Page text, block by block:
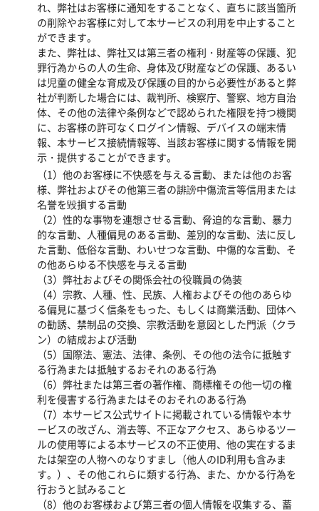
れ、弊社はお客様に通知をすることなく、直ちに該当箇所
の削除やお客様に対して本サービスの利用を中止すること
ができます。
また、弊社は、弊社又は第三者の権利・財産等の保護、犯
罪行為からの人の生命、身体及び財産などの保護、あるい
は児童の健全な育成及び保護の目的から必要性があると弊
社が判断した場合には、裁判所、検察庁、警察、地方自治
体、その他の法律や条例などで認められた権限を持つ機関
に、お客様の許可なくログイン情報、デバイスの端末情
報、本サービス接続情報等、当該お客様に関する情報を開
示・提供することができます。
（1）他のお客様に不快感を与える言動、または他のお客
様、弊社およびその他第三者の誹謗中傷流言等信用または
名誉を毀損する言動
（2）性的な事物を連想させる言動、脅迫的な言動、暴力
的な言動、人種偏見のある言動、差別的な言動、法に反し
た言動、低俗な言動、わいせつな言動、中傷的な言動、そ
の他あらゆる不快感を与える言動
（3）弊社およびその関係会社の役職員の偽装
（4）宗教、人種、性、民族、人権およびその他のあらゆ
る偏見に基づく信条をもった、もしくは商業活動、団体へ
の勧誘、禁制品の交換、宗教活動を意図とした門派（クラ
ン）の結成および活動
（5）国際法、憲法、法律、条例、その他の法令に抵触す
る行為または抵触するおそれのある行為
（6）弊社または第三者の著作権、商標権その他一切の権
利を侵害する行為またはそのおそれのある行為
（7）本サービス公式サイトに掲載されている情報や本サ
ービスの改ざん、消去等、不正なアクセス、あらゆるツー
ルの使用等による本サービスの不正使用、他の実在するま
たは架空の人物へのなりすまし（他人のID利用も含みま
す。）、その他これらに類する行為、また、かかる行為を
行おうと試みること
（8）他のお客様および第三者の個人情報を収集する、蓄